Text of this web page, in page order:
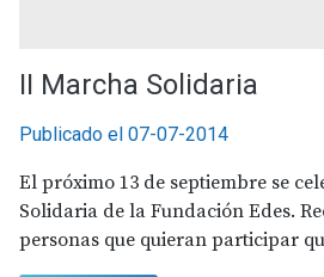
II Marcha Solidaria
Publicado el 07-07-2014
El próximo 13 de septiembre se
Solidaria de la Fundación Edes.
personas que quieran participar